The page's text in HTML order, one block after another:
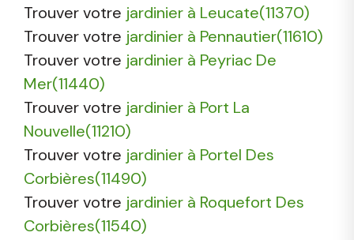
Trouver votre jardinier à Leucate(11370)
Trouver votre jardinier à Pennautier(11610)
Trouver votre jardinier à Peyriac De
Mer(11440)
Trouver votre jardinier à Port La
Nouvelle(11210)
Trouver votre jardinier à Portel Des
Corbières(11490)
Trouver votre jardinier à Roquefort Des
Corbières(11540)